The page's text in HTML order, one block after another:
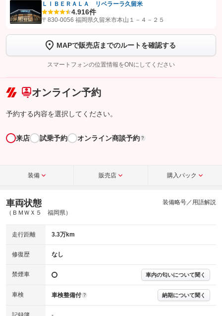
【STEP1】認証画面でグーネットを友だち追加してから「許可する」ボタンを押
トーク画面で
ボタンをタップして問い合わせを
完了してください。
こちら
ＬＩＢＥＲＡＬＡ リベラーラ久留米
4.916件
〒830-0056 福岡県久留米市本山１－４－２５
MAPで販売店までのルートを確認する
スマートフォンの位置情報をONにしてください
オンライン予約
予約する内容を選択してください。
来店 試乗予約 オンライン商談予約 ?
装備 販売店 購入パック
車両状態
（ＢＭＷＸ５ 福岡県）
装備略号／用語解説
走行距離 3.3万km
修復歴 なし
禁煙車 車内の匂いについて聞く
車検 車検整備付 ? 納期について聞く